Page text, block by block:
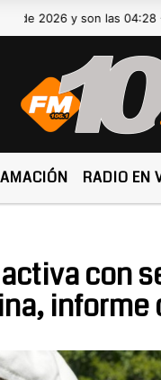
y son las 04:28 -
RADIO EN
con
informe